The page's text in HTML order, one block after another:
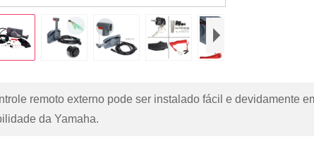
remoto externo pode ser instalado fácil e devidamente
da Yamaha.